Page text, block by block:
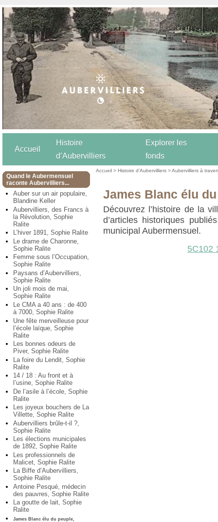
Accueil
Histoire
d’Aubervilliers
Explorer les
fonds
Quand le Aubermensuel
raconte Aubervilliers...
Auber sur un air populaire,
Blandine Keller
Aubervilliers, des Francs à
la Révolution, Sophie
Ralite
L’hiver 1891, Sophie Ralite
Le drame de Charonne,
Sophie Ralite
Femme sous l’Occupation,
Sophie Ralite
Paysans d’Aubervilliers,
Sophie Ralite
Un joli mois de mai,
Sophie Ralite
Le CMA a 40 ans : de 400
à 7000, Sophie Ralite
Une fête merveilleuse pour
l’école laïque, Sophie
Ralite
Les bonnes odeurs de
Piver, Sophie Ralite
La foire du Lendit, Sophie
Ralite
14 / 18 : Au front et à
l’usine, Sophie Ralite
De l’asile à l’école, Sophie
Ralite
Les joyeux bouchers de La
Villette, Sophie Ralite
Aubervilliers brûle-t-il ?,
Sophie Ralite
Les élections municipales
de 1892, Sophie Ralite
Les professionnels de
Malicet, Sophie Ralite
La Biffe d’Aubervilliers,
Sophie Ralite
Antoine Pesqué, médecin
des pauvres, Sophie Ralite
La goutte de lait, Sophie
Ralite
James Blanc élu du peuple,
Accueil >Histoire d’Aubervilliers>Aubervilliers à
James Blanc élu
Découvrez l’histoire de la
d’articles historiques
municipal Aubermensuel.
5C102